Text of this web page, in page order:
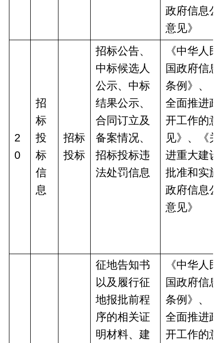
政府信息
意见》
2
0
招
标
投
标
信
息
招标
投标
招标公告、
中标候选人
公示、中标
结果公示、
合同订立及
备案情况、
招标投标违
法处罚信息
《中华人
国政府信
条例》、
全面推进
开工作的意
见》、《
进重大建
批准和实
政府信息
意见》
征地告知书
以及履行征
地报批前程
序的相关证
明材料、建
《中华人
国政府信
条例》、
全面推进
开工作的意